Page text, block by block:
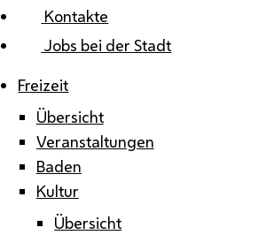
Kontakte
Jobs bei der Stadt
Freizeit
Übersicht
Veranstaltungen
Baden
Kultur
Übersicht